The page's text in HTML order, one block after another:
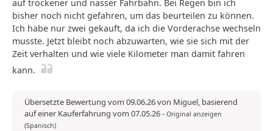
auf trockener und nasser Fahrbahn. Bei Regen bin ich
bisher noch nicht gefahren, um das beurteilen zu können.
Ich habe nur zwei gekauft, da ich die Vorderachse wechseln
musste. Jetzt bleibt noch abzuwarten, wie sie sich mit der
Zeit verhalten und wie viele Kilometer man damit fahren
kann.
Übersetzte Bewertung vom 09.06.26 von Miguel, basierend
auf einer Kauferfahrung vom 07.05.26- Original anzeigen
(Spanisch)